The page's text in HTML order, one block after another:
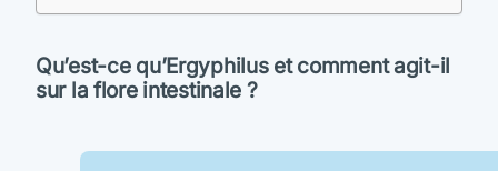
Qu’est-ce qu’Ergyphilus et comment agit-il
sur la flore intestinale ?